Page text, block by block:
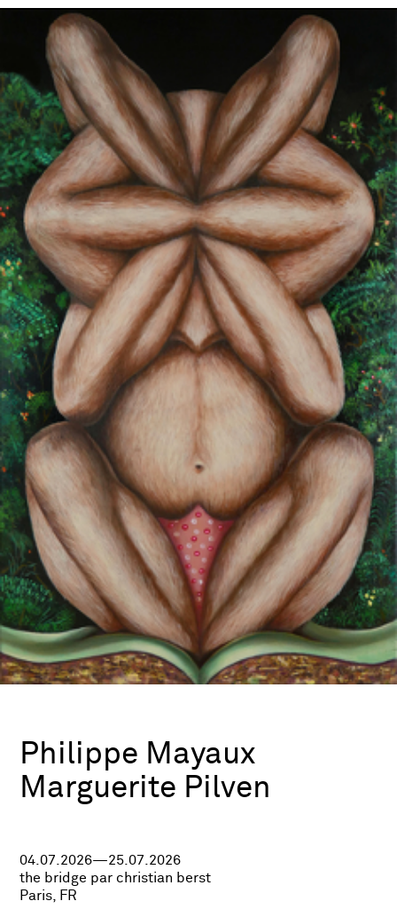
Philippe Mayaux
Marguerite Pilven
04.07.2026—25.07.2026
the bridge par christian berst
Paris, FR